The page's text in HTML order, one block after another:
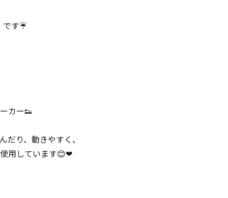
です☔
カー👟
だり、動きやすく、
用しています😊❤